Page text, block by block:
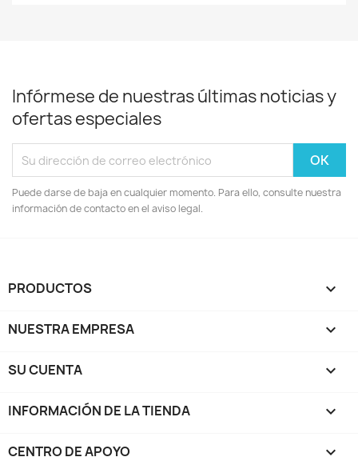
Infórmese de nuestras últimas noticias y
ofertas especiales
Puede darse de baja en cualquier momento. Para ello, consulte nuestra
información de contacto en el aviso legal.
PRODUCTOS 
NUESTRA EMPRESA 
SU CUENTA 
INFORMACIÓN DE LA TIENDA keyboard_arrow_down
CENTRO DE APOYO 